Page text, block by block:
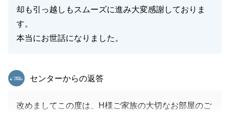
閉じる
却も引っ越しもスムーズに進み大変感謝しておりま
す。
本当にお世話になりました。
東急リバブル
センターからの返答
改めましてこの度は、H様ご家族の大切なお部屋のご